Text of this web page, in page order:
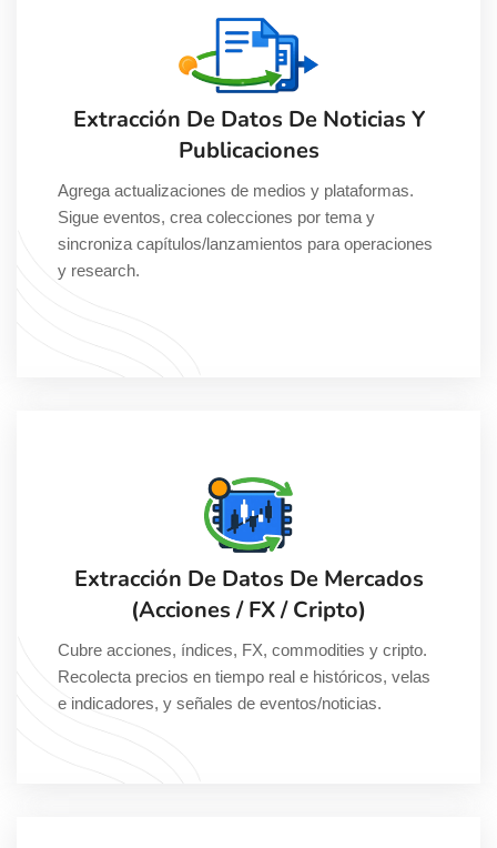
Extracción De Datos De Noticias Y
Publicaciones
Agrega actualizaciones de medios y plataformas.
Sigue eventos, crea colecciones por tema y
sincroniza capítulos/lanzamientos para operaciones
y research.
Extracción De Datos De Mercados
(acciones / FX / Cripto)
Cubre acciones, índices, FX, commodities y cripto.
Recolecta precios en tiempo real e históricos, velas
e indicadores, y señales de eventos/noticias.